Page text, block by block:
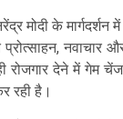
मोदी के
प्रोत्साहन,
देने में गेम
रही है।